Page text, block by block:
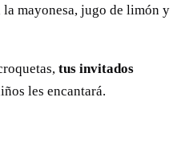
mayonesa, jugo de limón y
tus invitados
les encantará.